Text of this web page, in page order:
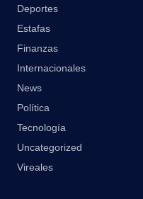
Deportes
Estafas
Finanzas
Internacionales
News
Política
Tecnología
Uncategorized
Vireales